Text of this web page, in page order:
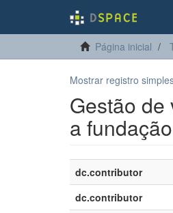
Página inicial
Mostrar registro
Gestão
a
dc.contributor
dc.contributor